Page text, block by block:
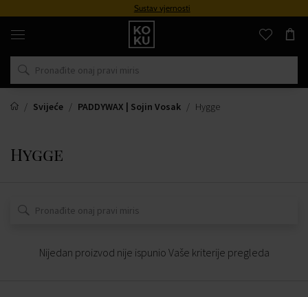
Sustav vjernosti
Originalni
parfemi
satovi
na
mjestu
Svijeće
PADDYWAX | Sojin Vosak Hygge
Hygge
Nijedan proizvod nije ispunio Vaše kriterije pregleda